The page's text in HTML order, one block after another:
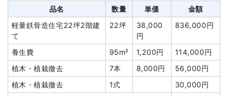
314,000円
値引き
6,901円
小計
1,750,000円
消費税
175,000円
合計金額
1,925,000円
品名 数量 単価
金額
軽量鉄骨造住宅22坪2階建
て
22坪
38,000
円
836,000円
養生費 95m² 1,200円
114,000円
植木・植栽撤去
7本 8,000円
56,000円
植木・植栽撤去
1式
30,000円